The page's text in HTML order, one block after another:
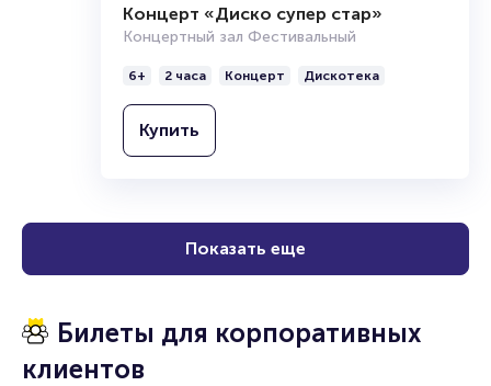
Концерт «Диско супер стар»
Концертный зал Фестивальный
6+ 2 часа Концерт Дискотека
Купить
Показать еще
Билеты для корпоративных
клиентов